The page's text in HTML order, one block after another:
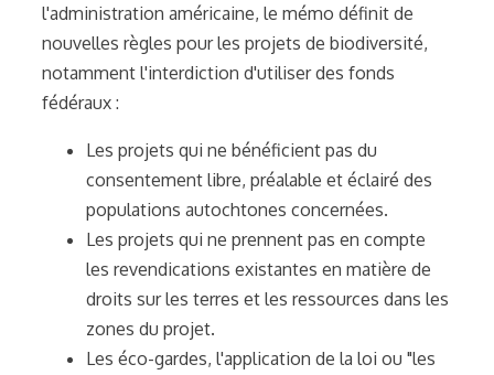
l'administration américaine, le mémo définit de
nouvelles règles pour les projets de biodiversité,
notamment l'interdiction d'utiliser des fonds
fédéraux :
Les projets qui ne bénéficient pas du
consentement libre, préalable et éclairé des
populations autochtones concernées.
Les projets qui ne prennent pas en compte
les revendications existantes en matière de
droits sur les terres et les ressources dans les
zones du projet.
Les éco-gardes, l'application de la loi ou "les